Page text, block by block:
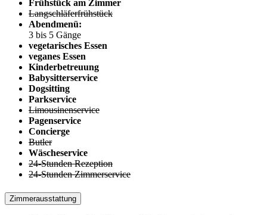
Frühstück am Zimmer
Langschläferfrühstück
Abendmenü:
3 bis 5 Gänge
vegetarisches Essen
veganes Essen
Kinderbetreuung
Babysitterservice
Dogsitting
Parkservice
Limousinenservice
Pagenservice
Concierge
Butler
Wäscheservice
24-Stunden Rezeption
24-Stunden Zimmerservice
Zimmerausstattung